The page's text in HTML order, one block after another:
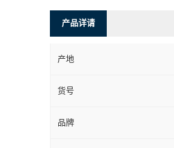
产品详请
产地
货号
品牌